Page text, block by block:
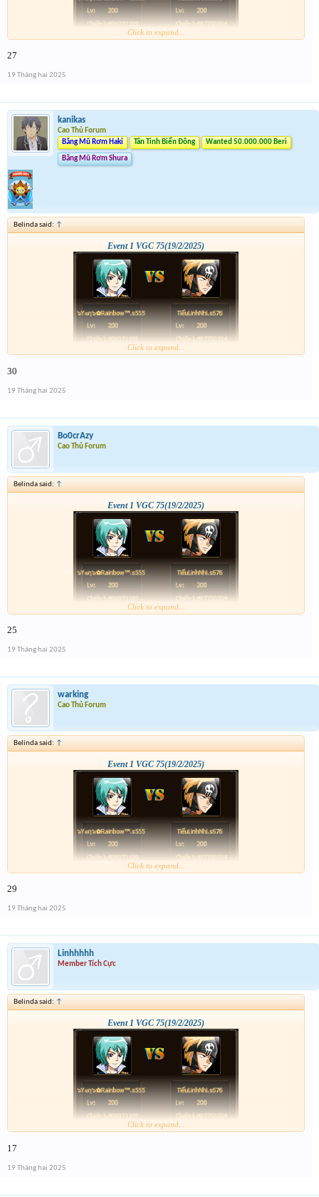
Click to expand...
27
19 Tháng hai 2025
kanikas
Cao Thủ Forum
Băng Mũ Rơm Haki
Tân Tinh Biển Đông Wanted 50.000.000 Beri
Băng Mũ Rơm Shura
Belinda said: ↑
Event 1 VGC 75(19/2/2025)
Click to expand...
30
19 Tháng hai 2025
Bo0crAzy
Cao Thủ Forum
Belinda said: ↑
Event 1 VGC 75(19/2/2025)
Click to expand...
25
19 Tháng hai 2025
warking
Cao Thủ Forum
Belinda said: ↑
Event 1 VGC 75(19/2/2025)
Click to expand...
29
19 Tháng hai 2025
Linhhhhh
Member Tích Cực
Belinda said: ↑
Event 1 VGC 75(19/2/2025)
Click to expand...
17
19 Tháng hai 2025